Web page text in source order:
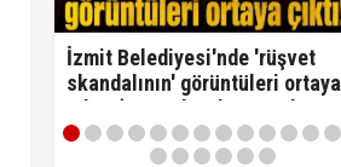
İzmit Belediyesi'nde 'rüşvet
skandalının' görüntüleri ortaya
çıktı! ‘Oraya koy ben oradan
alırım…'